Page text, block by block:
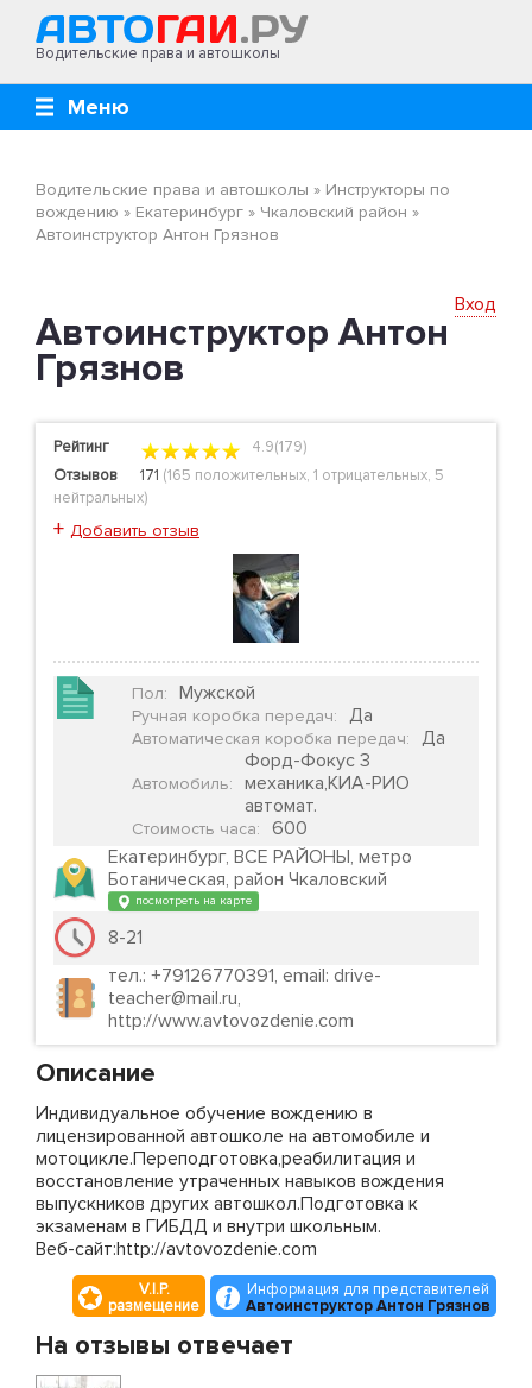
Водительские права и автошколы
Меню
Водительские права и автошколы » Инструкторы по
вождению » Екатеринбург » Чкаловский район »
Автоинструктор Антон Грязнов
Вход
Автоинструктор Антон
Грязнов
Рейтинг
4.9(179)
Отзывов
171 (165 положительных, 1 отрицательных, 5
нейтральных)
+ Добавить отзыв
Пол: Мужской
Ручная коробка передач: Да
Автоматическая коробка передач: Да
Автомобиль:
Форд-Фокус 3
механика,КИА-РИО
автомат.
Стоимость часа:
600
Екатеринбург, ВСЕ РАЙОНЫ, метро
Ботаническая, район Чкаловский
посмотреть на карте
8-21
тел.: +79126770391, email: drive-
teacher@mail.ru,
http://www.avtovozdenie.com
Описание
Индивидуальное обучение вождению в
лицензированной автошколе на автомобиле и
мотоцикле.Переподготовка,реабилитация и
восстановление утраченных навыков вождения
выпускников других автошкол.Подготовка к
экзаменам в ГИБДД и внутри школьным.
Веб-сайт:http://avtovozdenie.com
V.I.P.
размещение
Информация для представителей
Автоинструктор Антон Грязнов
На отзывы отвечает